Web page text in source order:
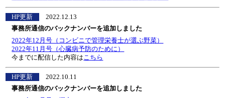
HP更新
2022.12.13
事務所通信のバックナンバーを追加しました
2022年12月号（コンビニで管理栄養士が選ぶ野菜）
2022年11月号（心臓病予防のために）
今までに配信した内容は こちら
HP更新
2022.10.11
事務所通信のバックナンバーを追加しました